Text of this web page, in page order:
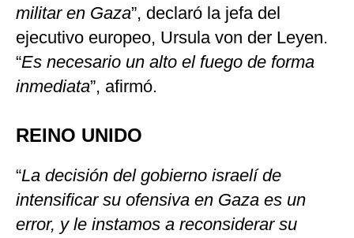
militar en Gaza”, declaró la jefa del
ejecutivo europeo, Ursula von der Leyen.
“Es necesario un alto el fuego de forma
inmediata”, afirmó.
REINO UNIDO
“La decisión del gobierno israelí de
intensificar su ofensiva en Gaza es un
error, y le instamos a reconsiderar su